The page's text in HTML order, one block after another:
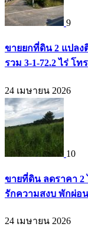
9
ขายยกที่ดิน 2 แปลง
รวม 3-1-72.2 ไร่ โท
24 เมษายน 2026
10
ขายที่ดิน ลดราคา 2
รักความสงบ พักผ่อน
24 เมษายน 2026